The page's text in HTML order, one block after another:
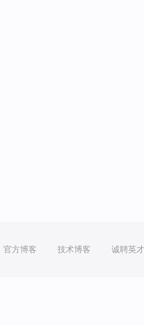
官方博客 技术博客 诚聘英才